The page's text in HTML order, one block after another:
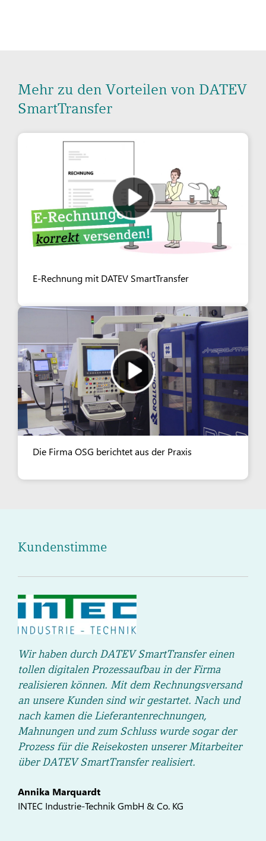
Mehr zu den Vorteilen von DATEV
SmartTransfer
E-Rechnung mit DATEV SmartTransfer
Die Firma OSG berichtet aus der Praxis
Kundenstimme
Wir haben durch DATEV SmartTransfer einen
tollen digitalen Prozessaufbau in der Firma
realisieren können. Mit dem Rechnungsversand
an unsere Kunden sind wir gestartet. Nach und
nach kamen die Lieferantenrechnungen,
Mahnungen und zum Schluss wurde sogar der
Prozess für die Reisekosten unserer Mitarbeiter
über DATEV SmartTransfer realisiert.
Annika Marquardt
INTEC Industrie-Technik GmbH & Co. KG